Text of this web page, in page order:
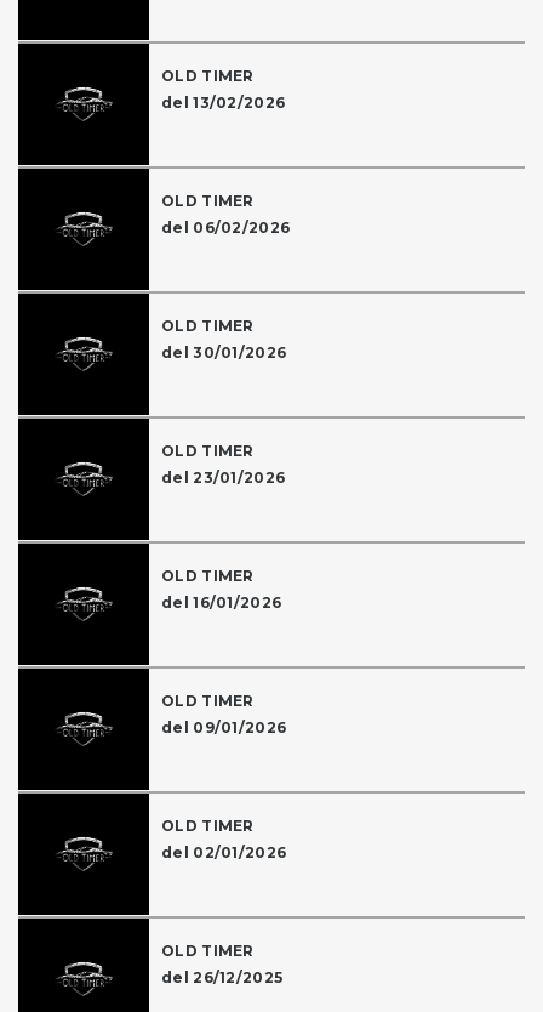
OLD TIMER
del 13/02/2026
OLD TIMER
del 06/02/2026
OLD TIMER
del 30/01/2026
OLD TIMER
del 23/01/2026
OLD TIMER
del 16/01/2026
OLD TIMER
del 09/01/2026
OLD TIMER
del 02/01/2026
OLD TIMER
del 26/12/2025